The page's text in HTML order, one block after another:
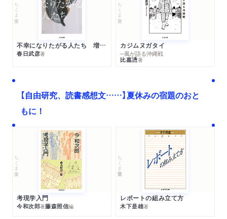
ちくま文庫
不幸になりたがる人たち 増補新版
春日武彦著
ちくま文庫
カジムヌガタイ
─風が語る沖縄戦
比嘉慂著
【自由研究、読書感想文……】夏休みの宿題のおと
もに！
ちくま文庫
考現学入門
今和次郎著藤森照信編
ちくま学芸文庫
レポートの組み立て方
木下是雄著